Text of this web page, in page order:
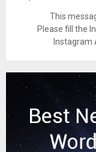
This
Please fill the
Instagram